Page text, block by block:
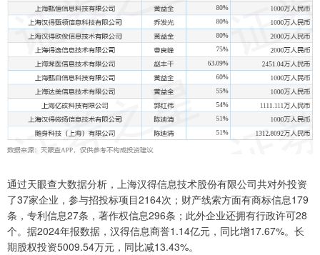
通过天眼查大数据分析，上海汉得信息技术股份有限公司共对外投资
了37家企业，参与招投标项目2164次；财产线索方面有商标信息179
条，专利信息27条，著作权信息296条；此外企业还拥有行政许可28
个。据2024年报数据，汉得信息商誉1.14亿元，同比增17.67%。长
期股权投资5009.54万元，同比减13.43%。